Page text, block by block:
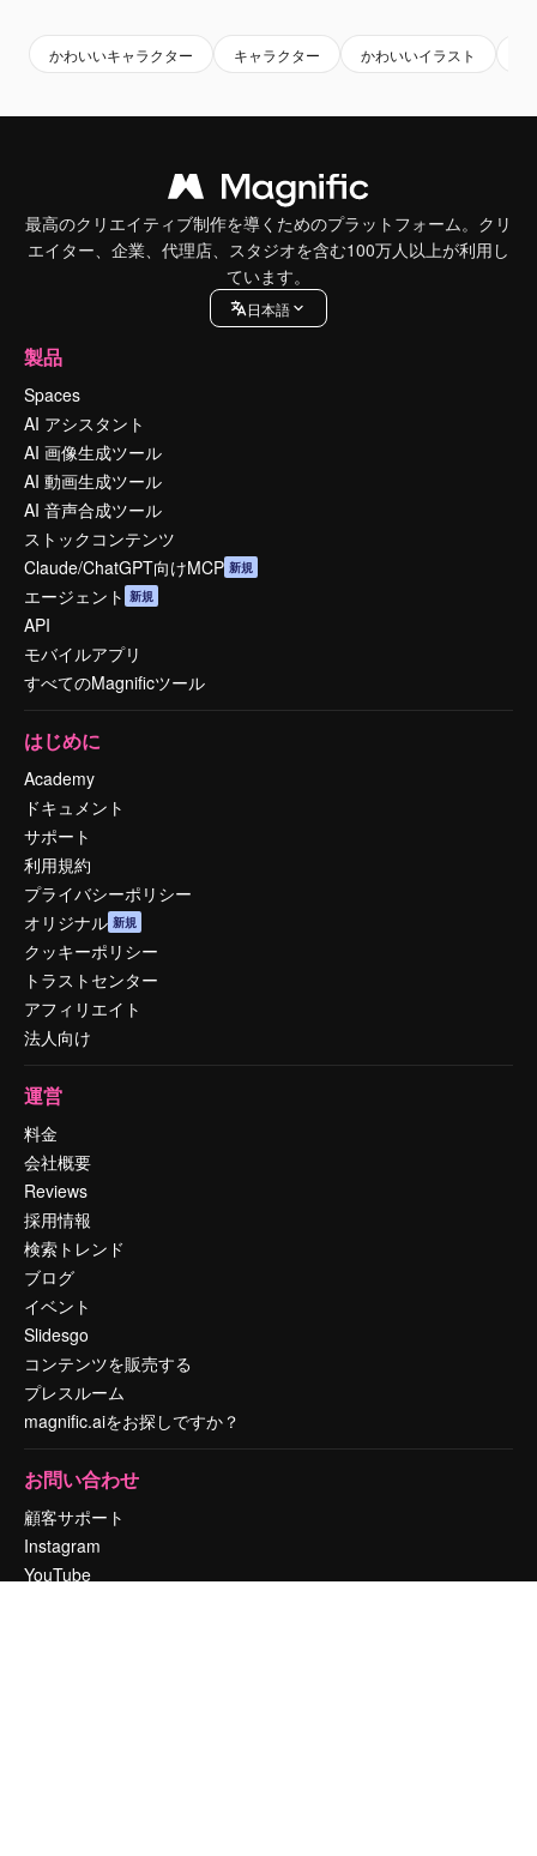
かわいいキャラクター キャラクター かわいいイラスト
最高のクリエイティブ制作を導くためのプラットフォーム。クリ
エイター、企業、代理店、スタジオを含む100万人以上が利用し
ています。
日本語
製品
Spaces
AI アシスタント
AI 画像生成ツール
AI 動画生成ツール
AI 音声合成ツール
ストックコンテンツ
Claude/ChatGPT向けMCP 新規
エージェント 新規
API
モバイルアプリ
すべてのMagnificツール
はじめに
Academy
ドキュメント
サポート
利用規約
プライバシーポリシー
オリジナル 新規
クッキーポリシー
トラストセンター
アフィリエイト
法人向け
運営
料金
会社概要
Reviews
採用情報
検索トレンド
ブログ
イベント
Slidesgo
コンテンツを販売する
プレスルーム
magnific.aiをお探しですか？
お問い合わせ
顧客サポート
Instagram
YouTube